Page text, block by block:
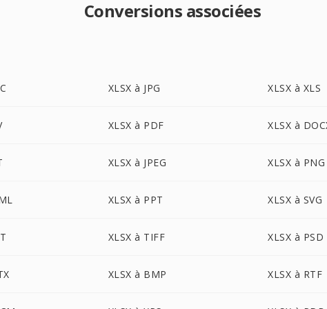
Conversions associées
XLSX à JPG XLSX à XLS
XLSX à PDF XLSX à
XLSX à JPEG XLSX à PNG
XLSX à PPT XLSX à SVG
XLSX à TIFF XLSX à PSD
XLSX à BMP XLSX à RTF